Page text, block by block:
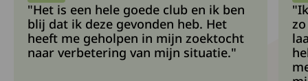
"Het is een hele goede club en ik ben
blij dat ik deze gevonden heb. Het
heeft me geholpen in mijn zoektocht
naar verbetering van mijn situatie."